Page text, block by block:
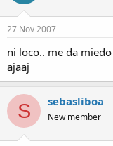
27 Nov 2007
ni loco.. me da
ajaaj
S sebasliboa
New member